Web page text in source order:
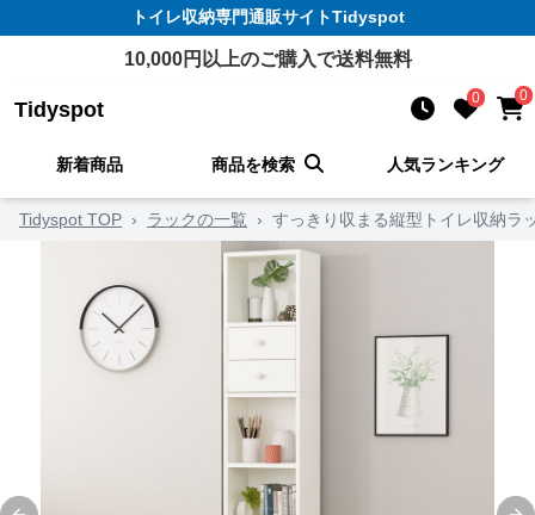
トイレ収納専門通販サイトTidyspot
10,000円以上のご購入で送料無料
Tidyspot 0 0
新着商品 商品を検索 人気ランキング
Tidyspot TOP › ラックの一覧 › すっきり収まる縦型トイレ収納ラ